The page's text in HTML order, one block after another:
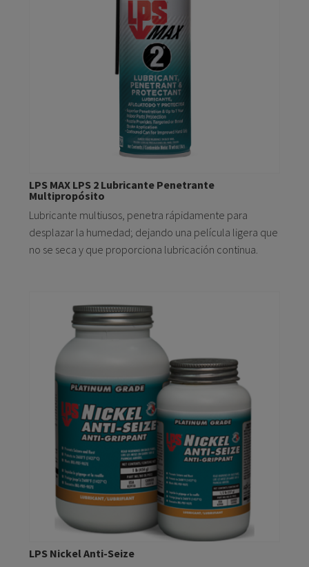
LPS MAX LPS 2 Lubricante Penetrante
Multipropósito
Lubricante multiusos, penetra rápidamente para
desplazar la humedad; dejando una película ligera que
no se seca y que proporciona lubricación continua.
LPS Nickel Anti-Seize